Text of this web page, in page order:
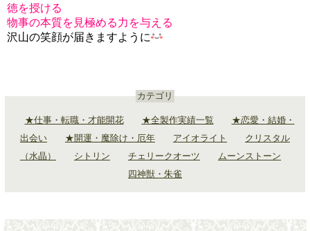
徳を授ける
物事の本質を見極める力を与える
沢山の笑顔が届きますように
カテゴリ
★仕事・転職・才能開花 ★全製作実績一覧
★恋愛・結婚・
出会い
★開運・魔除け・厄年 アイオライト
クリスタル
（水晶）
シトリン チェリークオーツ
ムーンストーン
四神獣・朱雀